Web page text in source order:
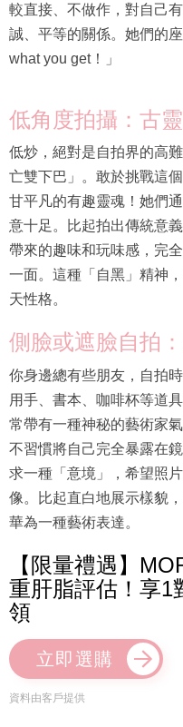
較直接、不做作，對自己
誠、平等的關係。她們的
what you get！」
低角度拍攝：古
低炒，絕對是自拍界的高
亡雙下巴」。敢於挑戰這
甘平凡的有趣靈魂！她們
意十足。比起拍出傳統意
帶來的趣味和玩味感，完
一面。這種「自黑」精神
天性格。
側臉或遮臉自拍
你身邊總有些朋友，自拍
用手、書本、咖啡杯等道
常帶有一種神秘的藝術家
不習慣將自己完全暴露在
求一種「意境」，希望照
像。比起直白地展示樣貌
華為一種藝術表達。
【限量禮遇】
重肝脂評估！享1
領
立即選購
資料由客戶提供